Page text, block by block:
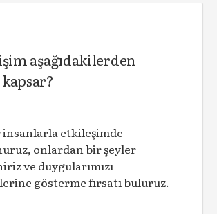
aşağıdakilerden
insanlarla etkileşimde
onlardan bir şeyler
ve duygularımızı
gösterme fırsatı buluruz.